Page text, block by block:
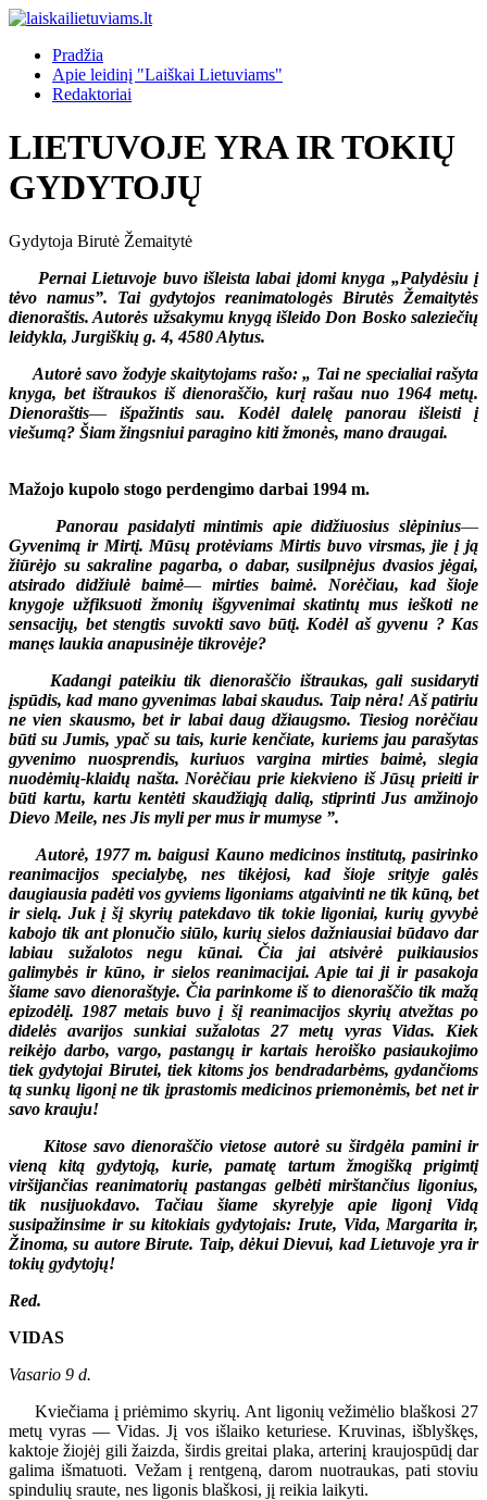
Pradžia
Apie leidinį "Laiškai Lietuviams"
Redaktoriai
LIETUVOJE YRA IR TOKIŲ
GYDYTOJŲ
Gydytoja Birutė Žemaitytė
Pernai Lietuvoje buvo išleista labai įdomi knyga „Palydėsiu į
tėvo namus”. Tai gydytojos reanimatologės Birutės Žemaitytės
dienoraštis. Autorės užsakymu knygą išleido Don Bosko saleziečių
leidykla, Jurgiškių g. 4, 4580 Alytus.
Autorė savo žodyje skaitytojams rašo: „ Tai ne specialiai rašyta
knyga, bet ištraukos iš dienoraščio, kurį rašau nuo 1964 metų.
Dienoraštis— išpažintis sau. Kodėl dalelę panorau išleisti į
viešumą? Šiam žingsniui paragino kiti žmonės, mano draugai.
Mažojo kupolo stogo perdengimo darbai 1994 m.
Panorau pasidalyti mintimis apie didžiuosius slėpinius—
Gyvenimą ir Mirtį. Mūsų protėviams Mirtis buvo virsmas, jie į ją
žiūrėjo su sakraline pagarba, o dabar, susilpnėjus dvasios jėgai,
atsirado didžiulė baimė—mirties baimė. Norėčiau, kad šioje
knygoje užfiksuoti žmonių išgyvenimai skatintų mus ieškoti ne
sensacijų, bet stengtis suvokti savo būtį. Kodėl aš gyvenu ? Kas
manęs laukia anapusinėje tikrovėje?
Kadangi pateikiu tik dienoraščio ištraukas, gali susidaryti
įspūdis, kad mano gyvenimas labai skaudus. Taip nėra! Aš patiriu
ne vien skausmo, bet ir labai daug džiaugsmo. Tiesiog norėčiau
būti su Jumis, ypač su tais, kurie kenčiate, kuriems jau parašytas
gyvenimo nuosprendis, kuriuos vargina mirties baimė, slegia
nuodėmių-klaidų našta. Norėčiau prie kiekvieno iš Jūsų prieiti ir
būti kartu, kartu kentėti skaudžiąją dalią, stiprinti Jus amžinojo
Dievo Meile, nes Jis myli per mus ir mumyse ”.
Autorė, 1977 m. baigusi Kauno medicinos institutą, pasirinko
reanimacijos specialybę, nes tikėjosi, kad šioje srityje galės
daugiausia padėti vos gyviems ligoniams atgaivinti ne tik kūną, bet
ir sielą. Juk į šį skyrių patekdavo tik tokie ligoniai, kurių gyvybė
kabojo tik ant plonučio siūlo, kurių sielos dažniausiai būdavo dar
labiau sužalotos negu kūnai. Čia jai atsivėrė puikiausios
galimybės ir kūno, ir sielos reanimacijai. Apie tai ji ir pasakoja
šiame savo dienoraštyje. Čia parinkome iš to dienoraščio tik mažą
epizodėlį. 1987 metais buvo į šį reanimacijos skyrių atvežtas po
didelės avarijos sunkiai sužalotas 27 metų vyras Vidas. Kiek
reikėjo darbo, vargo, pastangų ir kartais heroiško pasiaukojimo
tiek gydytojai Birutei, tiek kitoms jos bendradarbėms, gydančioms
tą sunkų ligonį ne tik įprastomis medicinos priemonėmis, bet net ir
savo krauju!
Kitose savo dienoraščio vietose autorė su širdgėla pamini ir
vieną kitą gydytoją, kurie, pamatę tartum žmogišką prigimtį
viršijančias reanimatorių pastangas gelbėti mirštančius ligonius,
tik nusijuokdavo. Tačiau šiame skyrelyje apie ligonį Vidą
susipažinsime ir su kitokiais gydytojais: Irute, Vida, Margarita ir,
Žinoma, su autore Birute. Taip, dėkui Dievui, kad Lietuvoje yra ir
tokių gydytojų!
Red.
VIDAS
Vasario 9 d.
Kviečiama į priėmimo skyrių. Ant ligonių vežimėlio blaškosi 27
metų vyras — Vidas. Jį vos išlaiko keturiese. Kruvinas, išblyškęs,
kaktoje žiojėj gili žaizda, širdis greitai plaka, arterinį kraujospūdį dar
galima išmatuoti. Vežam į rentgeną, darom nuotraukas, pati stoviu
spindulių sraute, nes ligonis blaškosi, jį reikia laikyti.